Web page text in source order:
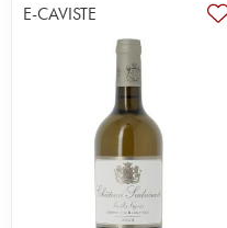
E-CAVISTE